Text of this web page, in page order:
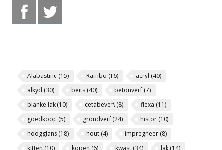
Alabastine (15) Rambo (16) acryl (40)
alkyd (30) beits (40) betonverf (7)
blanke lak (10) cetabever\(8) flexa (11)
goedkoop (5) grondverf (24) histor (10)
hoogglans (18) hout (4) impregneer (8)
kitten (10) kopen (6) kwast (34) lak (14)